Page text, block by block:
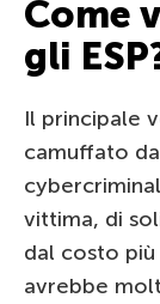
Come
gli
Il principale
camuffato
vittima, di
dal costo più
avrebbe